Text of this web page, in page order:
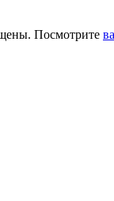
Посмотрите